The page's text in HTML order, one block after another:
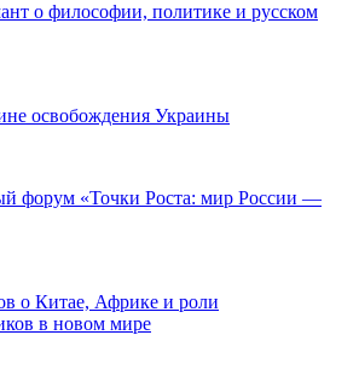
о философии, политике и русском
освобождения Украины
форум «Точки Роста: мир России —
о Китае, Африке и роли
в новом мире